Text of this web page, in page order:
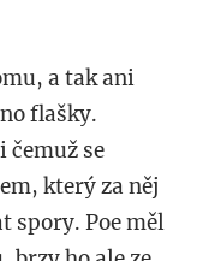
a tak ani
flašky.
čemuž se
který za něj
spory. Poe měl